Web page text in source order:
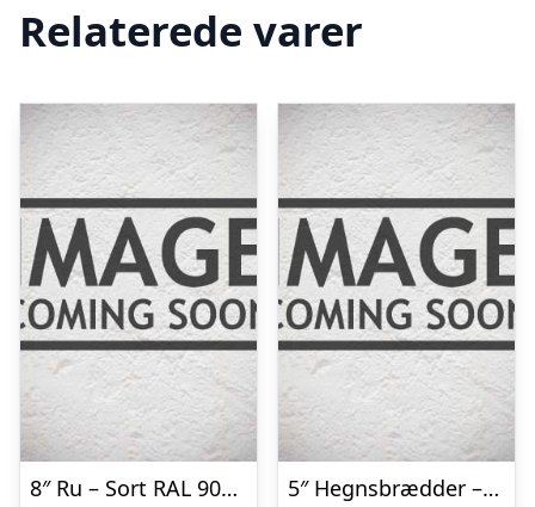
Relaterede varer
8″ Ru – Sort RAL 9005 22×200 Færdigmalet Træbeklædning
5″ Hegnsbrædder – Sort RAL 9005 20×120 Færdigmalet